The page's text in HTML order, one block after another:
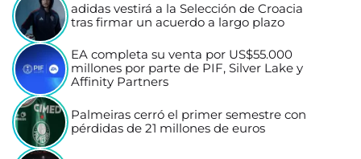
adidas vestirá a la Selección de Croacia
tras firmar un acuerdo a largo plazo
EA completa su venta por US$55.000
millones por parte de PIF, Silver Lake y
Affinity Partners
Palmeiras cerró el primer semestre con
pérdidas de 21 millones de euros